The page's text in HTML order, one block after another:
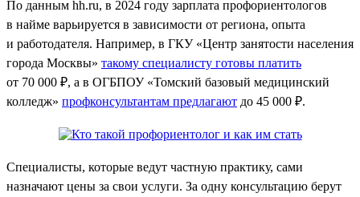
По данным hh.ru, в 2024 году зарплата профориентологов
в найме варьируется в зависимости от региона, опыта
и работодателя. Например, в ГКУ «Центр занятости населения
города Москвы» такому специалисту готовы платить
от 70 000 ₽, а в ОГБПОУ «Томский базовый медицинский
колледж» профконсультантам предлагают до 45 000 ₽.
Специалисты, которые ведут частную практику, сами
назначают цены за свои услуги. За одну консультацию берут